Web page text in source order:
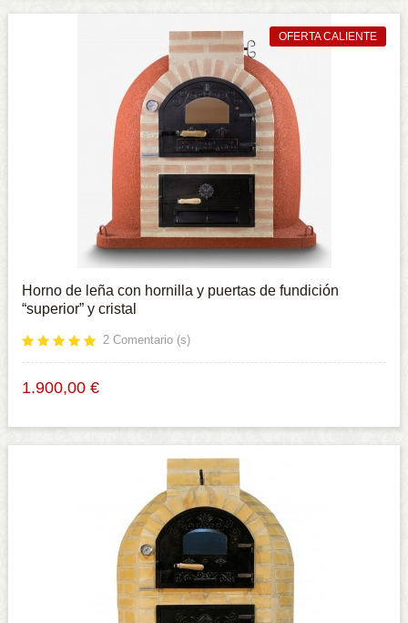
OFERTA CALIENTE
Horno de leña con hornilla y puertas de fundición
“superior” y cristal
2 Comentario (s)
1.900,00 €